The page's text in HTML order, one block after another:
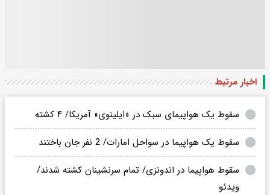
اخبار مرتبط
سقوط یک هواپیمای سبک در «ایلینوی» آمریکا/ ۴ کشته
سقوط یک هواپیما در سواحل امارات/ 2 نفر جان باختند
سقوط هواپیما در اندونزی/ تمام سرنشینان کشته شدند/
ویدئو